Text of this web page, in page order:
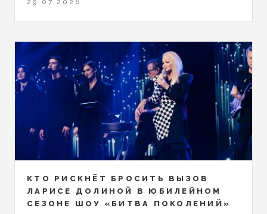
29.07.2026
КТО РИСКНЁТ БРОСИТЬ ВЫЗОВ
ЛАРИСЕ ДОЛИНОЙ В ЮБИЛЕЙНОМ
СЕЗОНЕ ШОУ «БИТВА ПОКОЛЕНИЙ»